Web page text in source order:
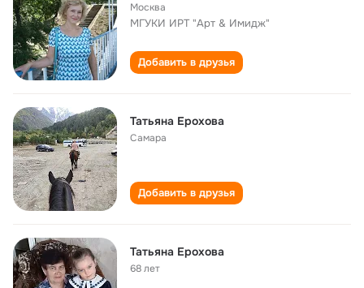
Москва
МГУКИ ИРТ "Арт & Имидж"
Добавить в друзья
Татьяна Ерохова
Самара
Добавить в друзья
Татьяна Ерохова
68 лет